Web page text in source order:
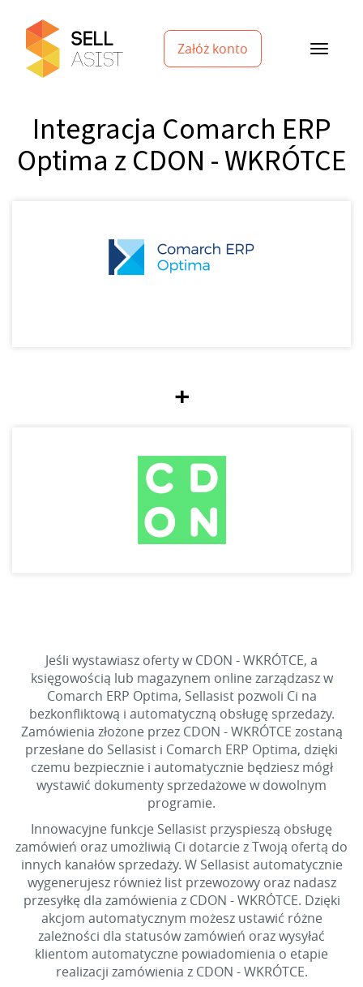
Załóż konto
Integracja Comarch ERP
Optima z CDON - WKRÓTCE
+
Jeśli wystawiasz oferty w CDON - WKRÓTCE, a
księgowością lub magazynem online zarządzasz w
Comarch ERP Optima, Sellasist pozwoli Ci na
bezkonfliktową i automatyczną obsługę sprzedaży.
Zamówienia złożone przez CDON - WKRÓTCE zostaną
przesłane do Sellasist i Comarch ERP Optima, dzięki
czemu bezpiecznie i automatycznie będziesz mógł
wystawić dokumenty sprzedażowe w dowolnym
programie.
Innowacyjne funkcje Sellasist przyspieszą obsługę
zamówień oraz umożliwią Ci dotarcie z Twoją ofertą do
innych kanałów sprzedaży. W Sellasist automatycznie
wygenerujesz również list przewozowy oraz nadasz
przesyłkę dla zamówienia z CDON - WKRÓTCE. Dzięki
akcjom automatycznym możesz ustawić różne
zależności dla statusów zamówień oraz wysyłać
klientom automatyczne powiadomienia o etapie
realizacji zamówienia z CDON - WKRÓTCE.